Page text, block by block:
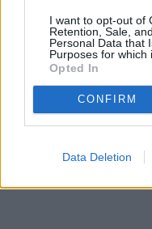
I want to opt-out of
Retention, Sale,
Personal Data that
Purposes for which
Opted In
CONFIRM
Data Deletion